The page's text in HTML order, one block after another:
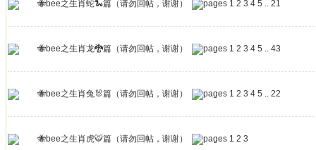
🐝bee之生肖蛇🐍篇（请勿回帖，谢谢） 1 2 3 4 5 .. 21
🐝bee之生肖龙🐉篇（请勿回帖，谢谢） 1 2 3 4 5 .. 43
🐝bee之生肖兔🐰篇（请勿回帖，谢谢） 1 2 3 4 5 .. 22
🐝bee之生肖虎🐯篇（请勿回帖，谢谢） 1 2 3